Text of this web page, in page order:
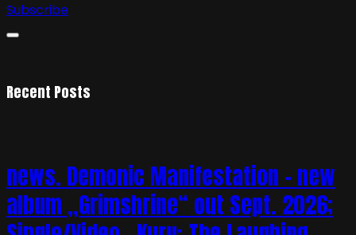
Subscribe
Recent Posts
news. Demonic Manifestation – new
album „Grimshrine“ out Sept. 2026;